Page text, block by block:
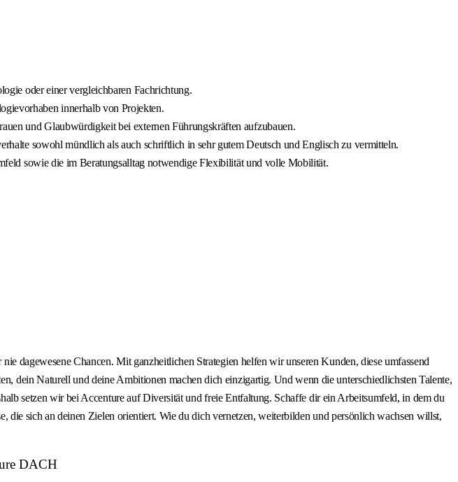
oder einer vergleichbaren Fachrichtung.
innerhalb von Projekten.
und Glaubwürdigkeit bei externen Führungskräften aufzubauen.
sowohl mündlich als auch schriftlich in sehr gutem Deutsch und Englisch zu vermitteln.
sowie die im Beratungsalltag notwendige Flexibilität und volle Mobilität.
dagewesene Chancen. Mit ganzheitlichen Strategien helfen wir unseren Kunden, diese umfassend
dein Naturell und deine Ambitionen machen dich einzigartig. Und wenn die unterschiedlichsten Talente,
setzen wir bei Accenture auf Diversität und freie Entfaltung. Schaffe dir ein Arbeitsumfeld, in dem du
sich an deinen Zielen orientiert. Wie du dich vernetzen, weiterbilden und persönlich wachsen willst,
DACH